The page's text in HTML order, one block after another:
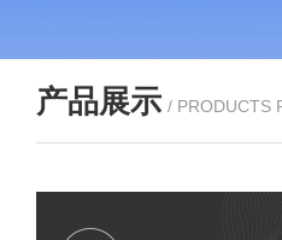
产品展示 / PRODUCTS